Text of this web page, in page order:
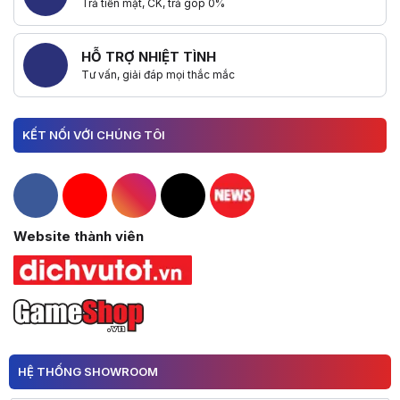
Trả tiền mặt, CK, trả góp 0%
HỖ TRỢ NHIỆT TÌNH
Tư vấn, giải đáp mọi thắc mắc
KẾT NỐI VỚI CHÚNG TÔI
Hacom Facebook
Hacom YouTube
Hacom Instagram
Hacom TikTok
Website thành viên
HỆ THỐNG SHOWROOM